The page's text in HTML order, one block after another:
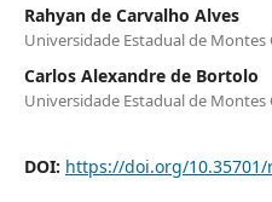
Rahyan de Carvalho Alves
Universidade Estadual de Montes
Carlos Alexandre de Bortolo
Universidade Estadual de Montes
DOI: https://doi.org/10.35701/